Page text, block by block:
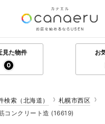
見た物件
0
お
検索（北海道）
札幌市西区
コンクリート造 (16619)